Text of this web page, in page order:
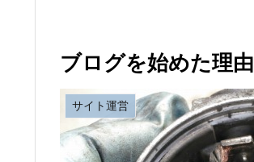
ブログを始めた理由
サイト運営